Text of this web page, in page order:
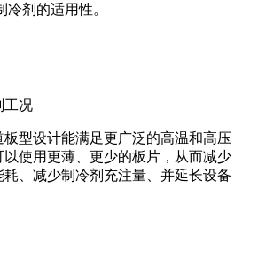
冷剂的适用性。
工况
型设计能满足更广泛的高温和高压
使用更薄、更少的板片，从而减少
、减少制冷剂充注量、并延长设备